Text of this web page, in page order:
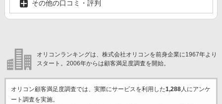
その他の口コミ・評判
オリコンランキングは、株式会社オリコンを前身企業に1967年より
スタート。2006年からは顧客満足度調査を開始。
オリコン顧客満足度調査では、実際にサービスを利用した1,288人にアンケ
ート調査を実施。